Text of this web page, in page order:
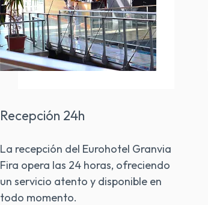
Recepción 24h
La recepción del Eurohotel Granvia
Fira opera las 24 horas, ofreciendo
un servicio atento y disponible en
todo momento.